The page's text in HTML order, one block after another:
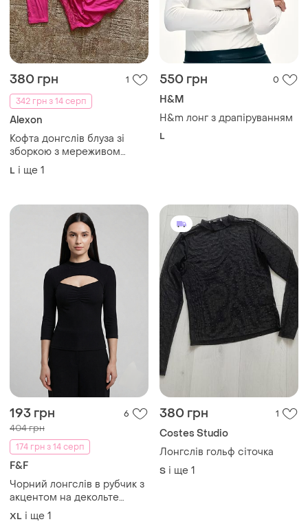
380 грн
1
342 грн з 14 серп
Alexon
Кофта донгслів блуза зі
зборкою з мереживом
alexon
L і ще 1
550 грн 0
H&M
H&m лонг з драпіруванням
L
193 грн 6
404 грн
174 грн з 14 серп
F&F
Чорний лонгслів в рубчик з
акцентом на декольте
розмір хл ххл f&f
XL і ще 1
380 грн 1
Costes Studio
Лонгслів гольф сіточка
S і ще 1